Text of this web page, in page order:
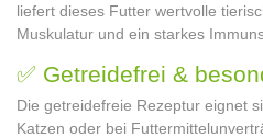
liefert dieses Futter wertvolle
Muskulatur und ein starkes
✅ Getreidefrei &
Die getreidefreie Rezeptur eignet
Katzen oder bei